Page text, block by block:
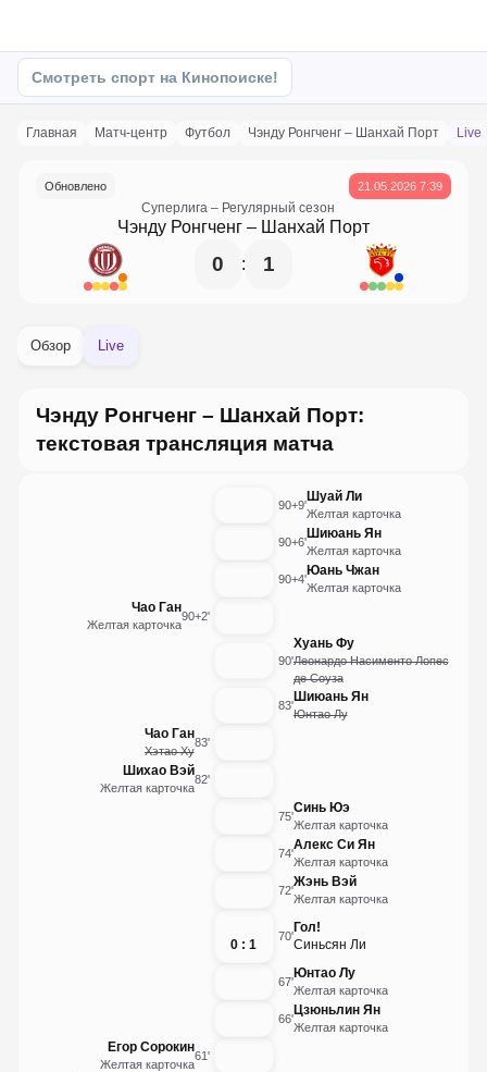
Смотреть спорт на Кинопоиске!
Главная матч-центр Футбол Чэнду Ронгченг – Шанхай Порт Live
Обновлено 21.05.2026 7:39
Суперлига– Регулярный сезон
Чэнду Ронгченг – Шанхай Порт
0 : 1
Обзор Live
Чэнду Ронгченг – Шанхай Порт:
текстовая трансляция матча
Егор Сорокин
Желтая карточка
61'
Цзюньлин Ян
Желтая карточка
66'
Юнтао Лу
Желтая карточка
67'
0 : 1
Гол!
Синьсян Ли
70'
Жэнь Вэй
Желтая карточка
72'
Алекс Си Ян
Желтая карточка
74'
Синь Юэ
Желтая карточка
75'
Шихао Вэй
Желтая карточка
82'
Чао Ган
Хэтао Ху
83'
Шиюань Ян
Юнтао Лу
83'
Хуань Фу
Леонардо Насименто Лопес
де Соуза
90'
Чао Ган
Желтая карточка
90+2'
Юань Чжан
Желтая карточка
90+4'
Шиюань Ян
Желтая карточка
90+6'
Шуай Ли
Желтая карточка
90+9'